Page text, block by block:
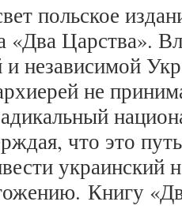
польское
Царства».
и независимой
не
что это
украинский
Книгу